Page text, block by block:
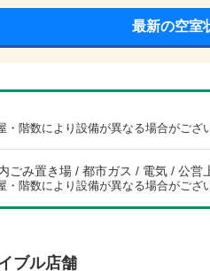
最新の空室
・階数により設備が異なる場合がござ
ごみ置き場 / 都市ガス / 電気 / 公営
・階数により設備が異なる場合がござ
ブル店舗